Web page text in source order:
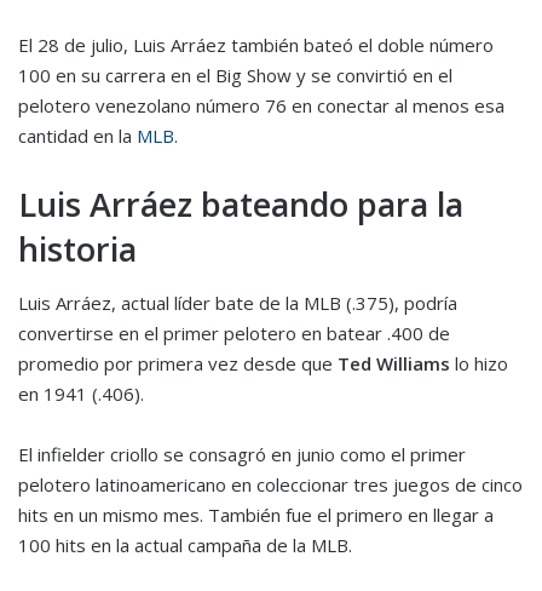
El 28 de julio, Luis Arráez también bateó el doble número
100 en su carrera en el Big Show y se convirtió en el
pelotero venezolano número 76 en conectar al menos esa
cantidad en la MLB.
Luis Arráez bateando para la
historia
Luis Arráez, actual líder bate de la MLB (.375), podría
convertirse en el primer pelotero en batear .400 de
promedio por primera vez desde que Ted Williams lo hizo
en 1941 (.406).
El infielder criollo se consagró en junio como el primer
pelotero latinoamericano en coleccionar tres juegos de cinco
hits en un mismo mes. También fue el primero en llegar a
100 hits en la actual campaña de la MLB.